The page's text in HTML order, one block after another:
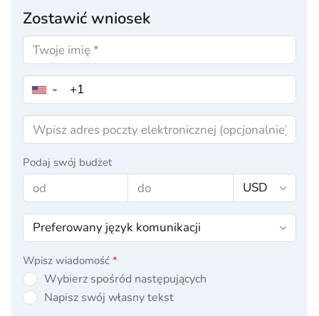
Zostawić wniosek
▼
Podaj swój budżet
Wpisz wiadomość *
Wybierz spośród następujących
Napisz swój własny tekst